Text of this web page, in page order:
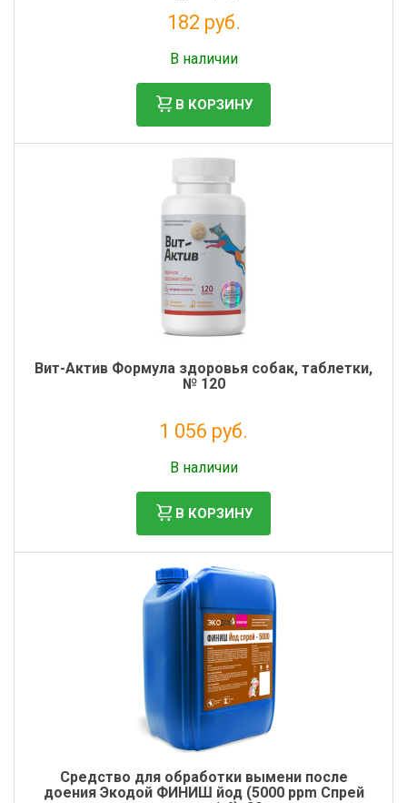
182 руб.
В наличии
В КОРЗИНУ
Вит-Актив Формула здоровья собак, таблетки,
№ 120
1 056 руб.
В наличии
В КОРЗИНУ
Средство для обработки вымени после
доения Экодой ФИНИШ йод (5000 ppm Спрей